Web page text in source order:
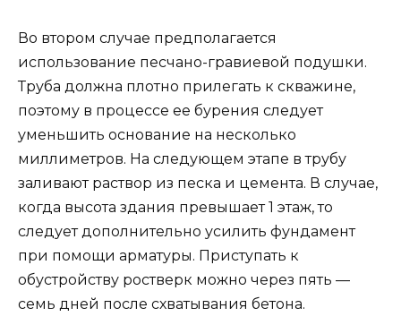
Во втором случае предполагается
использование песчано-гравиевой подушки.
Труба должна плотно прилегать к скважине,
поэтому в процессе ее бурения следует
уменьшить основание на несколько
миллиметров. На следующем этапе в трубу
заливают раствор из песка и цемента. В случае,
когда высота здания превышает 1 этаж, то
следует дополнительно усилить фундамент
при помощи арматуры. Приступать к
обустройству ростверк можно через пять —
семь дней после схватывания бетона.